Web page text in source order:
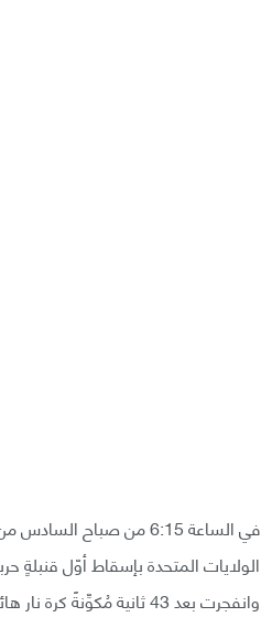
الولايات المتحدة بإسقاط أوّل قنبلةٍ
وانفجرت بعد 43 ثانية